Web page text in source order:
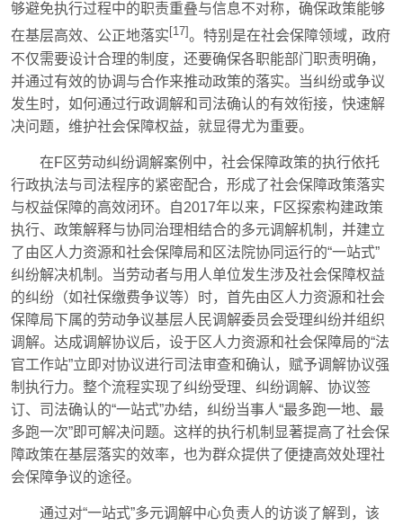
够避免执行过程中的职责重叠与信息不对称，确保政策能够
在基层高效、公正地落实 [17]。特别是在社会保障领域，政府
不仅需要设计合理的制度，还要确保各职能部门职责明确，
并通过有效的协调与合作来推动政策的落实。当纠纷或争议
发生时，如何通过行政调解和司法确认的有效衔接，快速解
决问题，维护社会保障权益，就显得尤为重要。
在F区劳动纠纷调解案例中，社会保障政策的执行依托
行政执法与司法程序的紧密配合，形成了社会保障政策落实
与权益保障的高效闭环。自2017年以来，F区探索构建政策
执行、政策解释与协同治理相结合的多元调解机制，并建立
了由区人力资源和社会保障局和区法院协同运行的“一站式”
纠纷解决机制。当劳动者与用人单位发生涉及社会保障权益
的纠纷（如社保缴费争议等）时，首先由区人力资源和社会
保障局下属的劳动争议基层人民调解委员会受理纠纷并组织
调解。达成调解协议后，设于区人力资源和社会保障局的“法
官工作站”立即对协议进行司法审查和确认，赋予调解协议强
制执行力。整个流程实现了纠纷受理、纠纷调解、协议签
订、司法确认的“一站式”办结，纠纷当事人“最多跑一地、最
多跑一次”即可解决问题。这样的执行机制显著提高了社会保
障政策在基层落实的效率，也为群众提供了便捷高效处理社
会保障争议的途径。
通过对“一站式”多元调解中心负责人的访谈了解到，该